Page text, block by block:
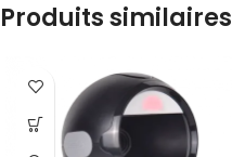
Produits similaires